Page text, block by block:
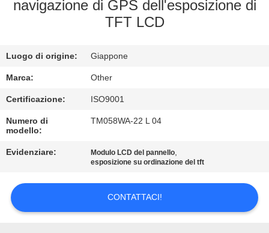
DELLA
CONTROLLO
DI
QUALITÀ
CONTATTICI
RICHIEDA
navigazione di GPS dell'esposizione di
TFT LCD
Luogo di origine: Giappone
Marca: Other
Certificazione: ISO9001
Numero di
modello:
TM058WA-22 L 04
Evidenziare: Modulo LCD del pannello,
esposizione su ordinazione del tft
CONTATTACI!